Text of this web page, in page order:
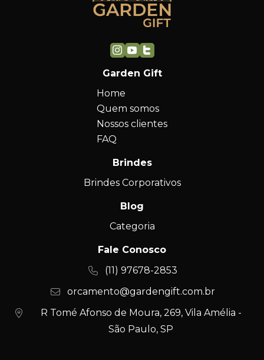
Garden Gift
Home
Quem somos
Nossos clientes
FAQ
Brindes
Brindes Corporativos
Blog
Categoria
Fale Conosco
(11) 97678-2853
orcamento@gardengift.com.br
R Tomé Afonso de Moura, 269, Vila Amélia -
São Paulo, SP